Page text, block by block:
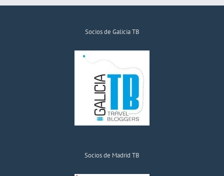
Socios de Galicia TB
Socios de Madrid TB